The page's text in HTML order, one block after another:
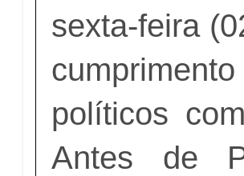
sexta-feira
políticos
Antes de